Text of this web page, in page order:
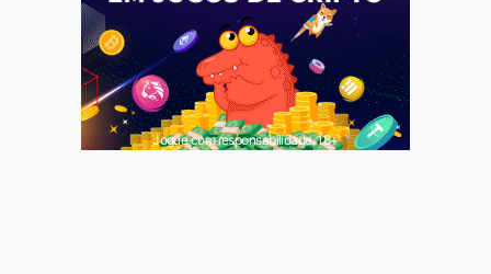
Jogue com responsabilidade. 18+